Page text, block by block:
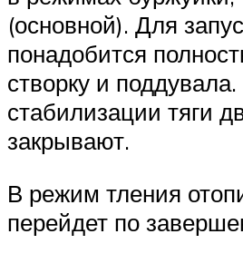
(основной). Для
понадобится
створку и
стабилизации тяги
закрывают.
В режим тления
перейдет по